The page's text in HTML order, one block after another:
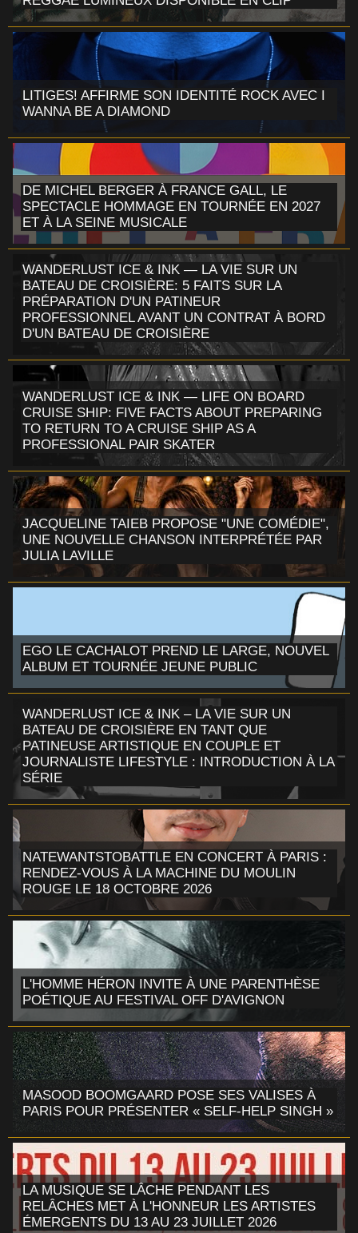
LITIGES! AFFIRME SON IDENTITÉ ROCK AVEC I
WANNA BE A DIAMOND
DE MICHEL BERGER À FRANCE GALL, LE
SPECTACLE HOMMAGE EN TOURNÉE EN 2027
ET À LA SEINE MUSICALE
WANDERLUST ICE & INK — LA VIE SUR UN
BATEAU DE CROISIÈRE: 5 FAITS SUR LA
PRÉPARATION D'UN PATINEUR
PROFESSIONNEL AVANT UN CONTRAT À BORD
D'UN BATEAU DE CROISIÈRE
WANDERLUST ICE & INK — LIFE ON BOARD
CRUISE SHIP: FIVE FACTS ABOUT PREPARING
TO RETURN TO A CRUISE SHIP AS A
PROFESSIONAL PAIR SKATER
JACQUELINE TAIEB PROPOSE "UNE COMÉDIE",
UNE NOUVELLE CHANSON INTERPRÉTÉE PAR
JULIA LAVILLE
EGO LE CACHALOT PREND LE LARGE, NOUVEL
ALBUM ET TOURNÉE JEUNE PUBLIC
WANDERLUST ICE & INK – LA VIE SUR UN
BATEAU DE CROISIÈRE EN TANT QUE
PATINEUSE ARTISTIQUE EN COUPLE ET
JOURNALISTE LIFESTYLE : INTRODUCTION À LA
SÉRIE
NATEWANTSTOBATTLE EN CONCERT À PARIS :
RENDEZ-VOUS À LA MACHINE DU MOULIN
ROUGE LE 18 OCTOBRE 2026
L'HOMME HÉRON INVITE À UNE PARENTHÈSE
POÉTIQUE AU FESTIVAL OFF D'AVIGNON
MASOOD BOOMGAARD POSE SES VALISES À
PARIS POUR PRÉSENTER « SELF-HELP SINGH »
LA MUSIQUE SE LÂCHE PENDANT LES
RELÂCHES MET À L'HONNEUR LES ARTISTES
ÉMERGENTS DU 13 AU 23 JUILLET 2026